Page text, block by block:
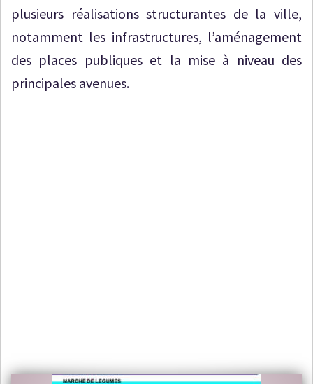
plusieurs réalisations structurantes de la ville,
notamment les infrastructures, l’aménagement
des places publiques et la mise à niveau des
principales avenues.